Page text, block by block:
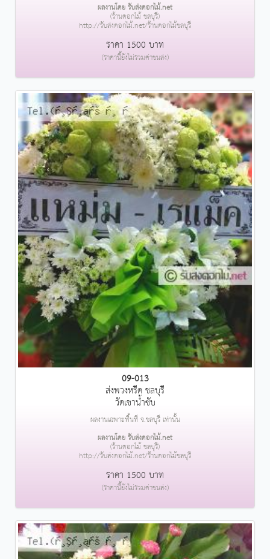
ผลงานโดย รับส่งดอกไม้.net
(ร้านดอกไม้ ชลบุรี)
http://รับส่งดอกไม้.net/ร้านดอกไม้ชลบุรี
ราคา 1500 บาท
(ราคานี้ยังไม่รวมค่าขนส่ง)
09-013
ส่งพวงหรีด ชลบุรี
วัดเขาน้ำซับ
ผลงานเฉพาะพื้นที่ จ.ชลบุรี เท่านั้น
ผลงานโดย รับส่งดอกไม้.net
(ร้านดอกไม้ ชลบุรี)
http://รับส่งดอกไม้.net/ร้านดอกไม้ชลบุรี
ราคา 1500 บาท
(ราคานี้ยังไม่รวมค่าขนส่ง)